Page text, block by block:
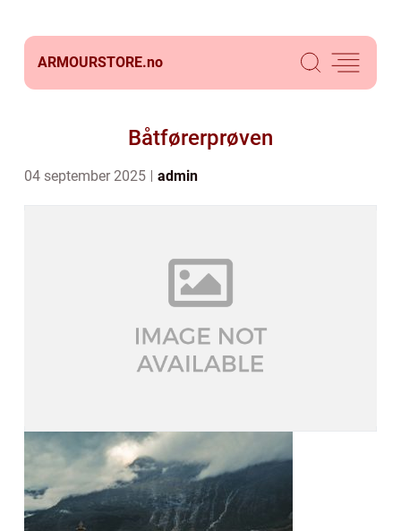
ARMOURSTORE.no
Båtførerprøven
04 september 2025 admin